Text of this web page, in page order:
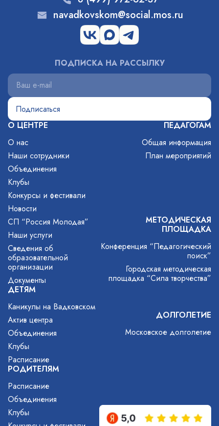
О ЦЕНТРЕ
О нас
Наши сотрудники
Объединения
Клубы
Конкурсы и фестивали
Новости
СП “Россия Молодая”
Наши услуги
Сведения об
образовательной
организации
Документы
ДЕТЯМ
Каникулы на Вадковском
Актив центра
Объединения
Клубы
Расписание
РОДИТЕЛЯМ
Расписание
Объединения
Клубы
ПЕДАГОГАМ
Общая информация
План мероприятий
МЕТОДИЧЕСКАЯ
ПЛОЩАДКА
Конференция “Педагогический
поиск”
Городская методическая
площадка “Сила творчества”
ДОЛГОЛЕТИЕ
Московское долголетие
navadkovskom@social.mos.ru
ПОДПИСКА НА РАССЫЛКУ